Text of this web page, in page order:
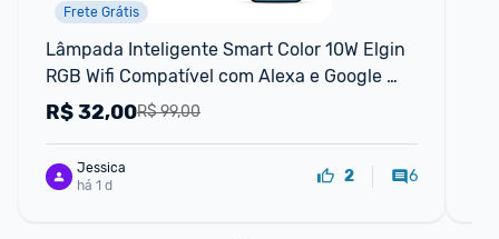
Frete Grátis
Lâmpada Inteligente Smart Color 10W Elgin
RGB Wifi Compatível com Alexa e Google
Home
R$ 99,00
R$32,00
Jessica
há 1 d
2 6